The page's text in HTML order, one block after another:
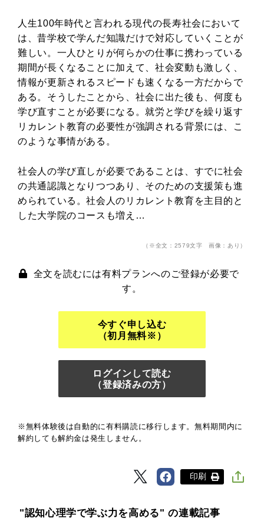
人生100年時代と言われる現代の長寿社会において
は、昔学校で学んだ知識だけで対応していくことが
難しい。一人ひとりが何らかの仕事に携わっている
期間が長くなることに加えて、社会変動も激しく、
情報が更新されるスピードも速くなる一方だからで
ある。そうしたことから、社会に出た後も、何度も
学び直すことが必要になる。就労と学びを繰り返す
リカレント教育の必要性が強調される背景には、こ
のような事情がある。
社会人の学び直しが必要であることは、すでに社会
の共通認識となりつつあり、そのための支援策も進
められている。社会人のリカレント教育を主目的と
した大学院のコースも増え…
（※全文：2579文字 画像：あり）
全文を読むには有料プランへのご登録が必要で
す。
今すぐ申し込む
（初月無料※）
ログインして読む
（登録済みの方）
※無料体験後は自動的に有料購読に移行します。無料期間内に
解約しても解約金は発生しません。
印刷
"認知心理学で学ぶ力を高める" の連載記事